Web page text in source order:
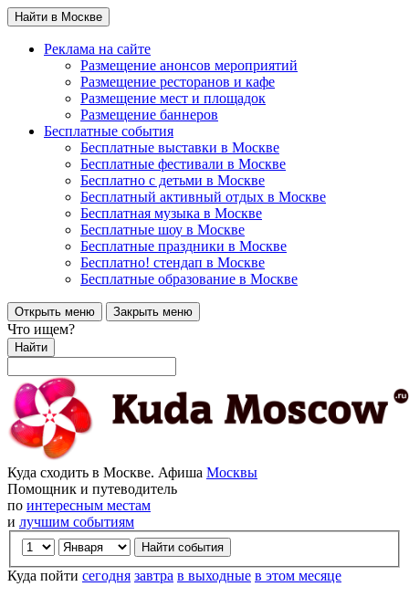
Найти в Москве
Реклама на сайте
Размещение анонсов мероприятий
Размещение ресторанов и кафе
Размещение мест и площадок
Размещение баннеров
Бесплатные события
Бесплатные выставки в Москве
Бесплатные фестивали в Москве
Бесплатно с детьми в Москве
Бесплатный активный отдых в Москве
Бесплатная музыка в Москве
Бесплатные шоу в Москве
Бесплатные праздники в Москве
Бесплатно! стендап в Москве
Бесплатные образование в Москве
Открыть меню Закрыть меню
Что ищем?
Найти
Куда сходить в Москве. Афиша Москвы
Помощник и путеводитель
по интересным местам
и лучшим событиям
Куда пойти сегодня завтра в выходные в этом месяце